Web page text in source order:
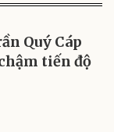
Quý Cáp
tiến độ